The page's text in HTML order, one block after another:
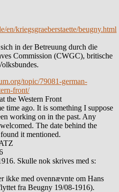
en/kriegsgraeberstaette/beugny.html
in der Betreuung durch die
Commission (CWGC), britische
topic/79081-german-
front/
the Western Front
time ago. It is something I suppose
working on in the past. Any
The date behind the
it mentioned.
Skulle nok skrives med s:
ikke med ovennævnte om Hans
fra Beugny 19/08-1916).